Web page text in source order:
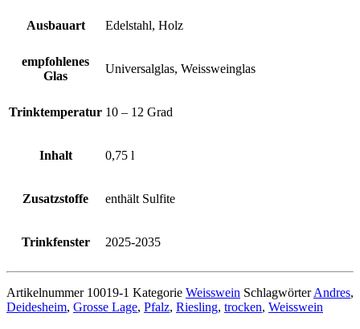
Ausbauart Edelstahl, Holz
empfohlenes
Glas
Universalglas, Weissweinglas
Trinktemperatur 10 – 12 Grad
Inhalt 0,75 l
Zusatzstoffe enthält Sulfite
Trinkfenster 2025-2035
Artikelnummer 10019-1 Kategorie Weisswein Schlagwörter Andres,
Deidesheim, Grosse Lage, Pfalz, Riesling, trocken, Weisswein